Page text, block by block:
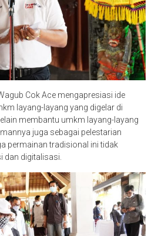
Cok Ace mengapresiasi ide
layang-layang yang digelar di
membantu umkm layang-layang
juga sebagai pelestarian
permainan tradisional ini tidak
dan digitalisasi.